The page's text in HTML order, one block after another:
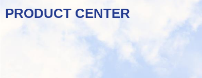
PRODUCT CENTER